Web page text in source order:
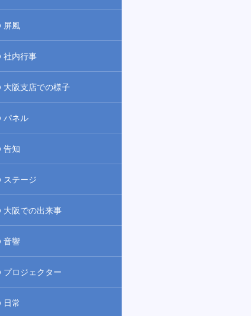
屏風
社内行事
大阪支店での様子
パネル
告知
ステージ
大阪での出来事
音響
プロジェクター
日常